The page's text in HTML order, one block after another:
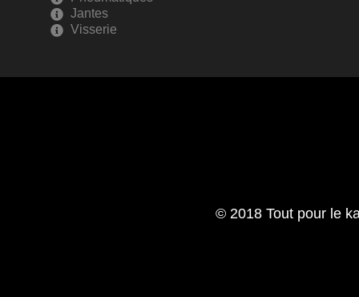
Jantes
Visserie
© 2018 Tout pour le